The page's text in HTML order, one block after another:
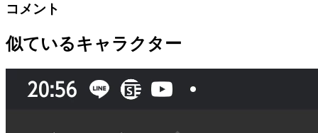
コメント
似ているキャラクター